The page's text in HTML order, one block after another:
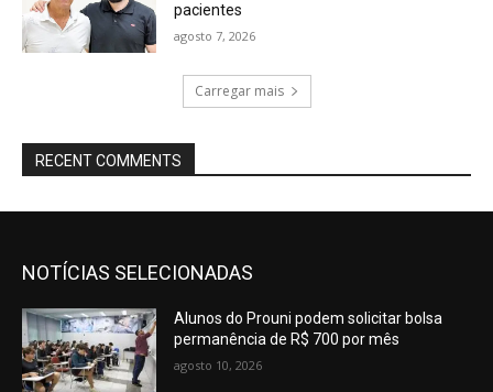
pacientes
agosto 7, 2026
Carregar mais
RECENT COMMENTS
NOTÍCIAS SELECIONADAS
Alunos do Prouni podem solicitar bolsa
permanência de R$ 700 por mês
agosto 10, 2026